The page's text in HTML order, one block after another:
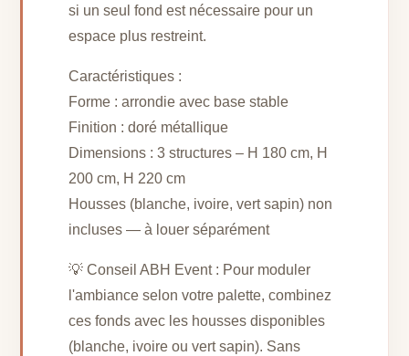
si un seul fond est nécessaire pour un
espace plus restreint.
Caractéristiques :
Forme : arrondie avec base stable
Finition : doré métallique
Dimensions : 3 structures – H 180 cm, H
200 cm, H 220 cm
Housses (blanche, ivoire, vert sapin) non
incluses — à louer séparément
💡 Conseil ABH Event : Pour moduler
l'ambiance selon votre palette, combinez
ces fonds avec les housses disponibles
(blanche, ivoire ou vert sapin). Sans